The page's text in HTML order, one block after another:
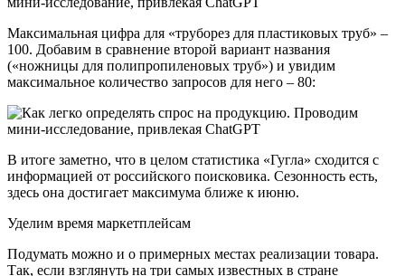
Максимальная цифра для «труборез для пластиковых труб» –
100. Добавим в сравнение второй вариант названия
(«ножницы для полипропиленовых труб») и увидим
максимальное количество запросов для него – 80:
В итоге заметно, что в целом статистика «Гугла» сходится с
информацией от российского поисковика. Сезонность есть,
здесь она достигает максимума ближе к июню.
Уделим время маркетплейсам
Подумать можно и о примерных местах реализации товара.
Так, если взглянуть на три самых известных в стране